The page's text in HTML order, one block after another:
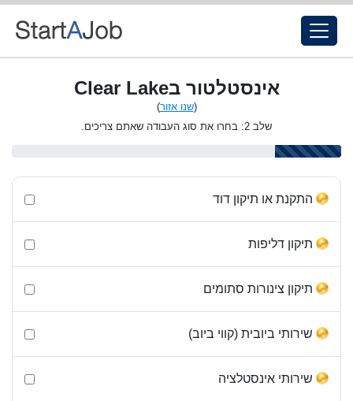
אינסטלטור בClear Lake
(שנו אזור)
שלב 2: בחרו את סוג העבודה שאתם צריכים.
התקנת או תיקון דוד
תיקון דליפות
תיקון צינורות סתומים
שירותי ביובית (קווי ביוב)
שירותי אינסטלציה